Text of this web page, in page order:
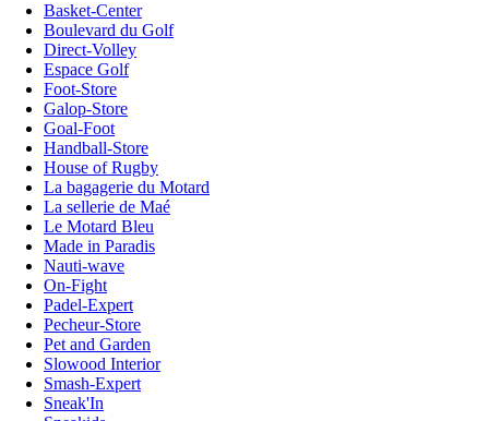
Basket-Center
Boulevard du Golf
Direct-Volley
Espace Golf
Foot-Store
Galop-Store
Goal-Foot
Handball-Store
House of Rugby
La bagagerie du Motard
La sellerie de Maé
Le Motard Bleu
Made in Paradis
Nauti-wave
On-Fight
Padel-Expert
Pecheur-Store
Pet and Garden
Slowood Interior
Smash-Expert
Sneak'In